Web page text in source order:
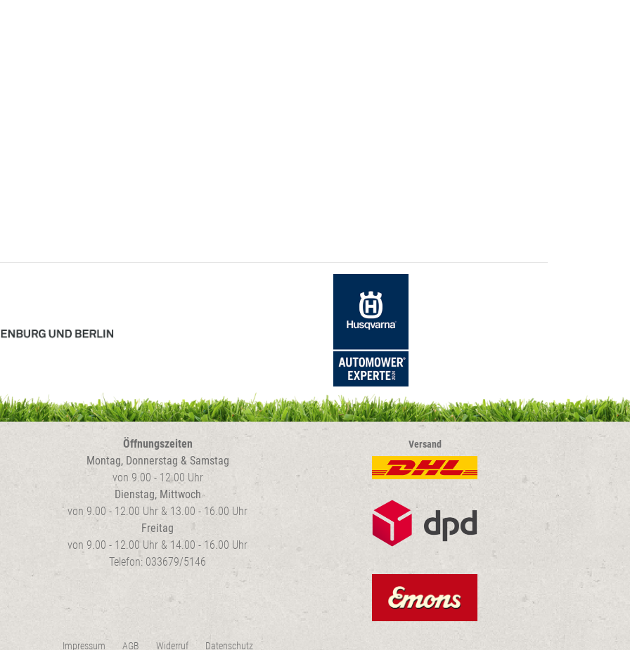
Öffnungszeiten
Montag, Donnerstag & Samstag
von 9.00 - 12.00 Uhr
Dienstag, Mittwoch
von 9.00 - 12.00 Uhr & 13.00 - 16.00 Uhr
Freitag
von 9.00 - 12.00 Uhr & 14.00 - 16.00 Uhr
Telefon: 033679/5146
Versand
Impressum AGB Widerruf Datenschutz